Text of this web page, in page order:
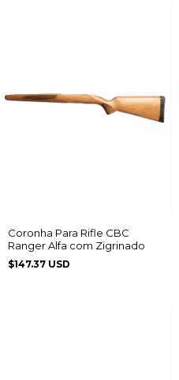
Coronha Para Rifle CBC
Ranger Alfa com Zigrinado
$147.37 USD